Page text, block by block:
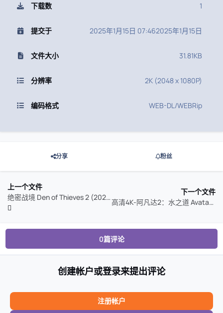
下载数 1
提交于 2025年1月15日 07:462025年1月15日
文件大小 31.81KB
分辨率 2K (2048 x 1080P)
编码格式 WEB-DL/WEBRip
分享 粉丝
上一个文件
绝密战境 Den of Thieves 2 (2025)
下一个文件
高清4K-阿凡达2：水之道 Avatar: The Way of Water (2022)
0篇评论
创建帐户或登录来提出评论
注册帐户